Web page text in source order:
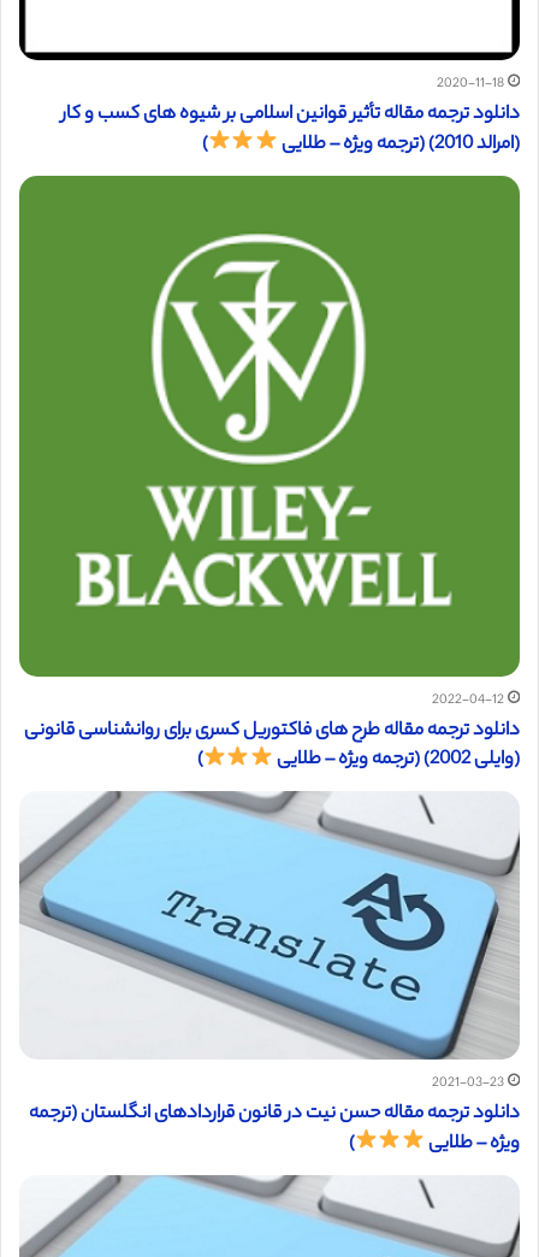
2020-11-18
دانلود ترجمه مقاله تأثیر قوانین اسلامی بر شیوه های کسب و کار
(امرالد 2010) (ترجمه ویژه – طلایی
)
2022-04-12
دانلود ترجمه مقاله طرح های فاکتوریل کسری برای روانشناسی قانونی
(وایلی 2002) (ترجمه ویژه – طلایی
)
2021-03-23
دانلود ترجمه مقاله حسن نیت در قانون قراردادهای انگلستان (ترجمه
ویژه – طلایی
)